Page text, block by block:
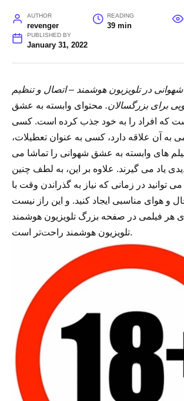
AUTHOR
revenger
READING
39 min
PUBLISHED BY
January 31, 2022
در تلویزیون هوشمند – اتصال و تنظیم
برای بزرگسالان. محتوای وابسته به عشق
که افراد را به خود جذب کرده است. کسی
به آن علاقه دارد، کسی به عنوان تعطیلات،
های وابسته به عشق شهوانی را تماشا می
یاد می گیرند. علاوه بر این، به لطف چنین
می توانید در زمانی که نیاز به گذراندن وقت با
و هوای مناسبی ایجاد کنید. و این راز نیست
هر فیلمی در صفحه بزرگ تلویزیون هوشمند
تلویزیون هوشمند راحت‌تر است.